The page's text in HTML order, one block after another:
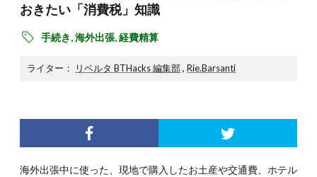
おきたい「消費税」知識
手続き,海外出張,経費精算
ライター： リベルタ BTHacks 編集部,Rie.Barsanti
海外出張中に使った、現地で購入したお土産や交通費、ホテル